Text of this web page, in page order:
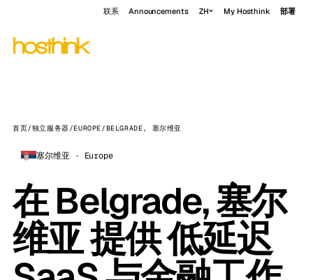
联系 Announcements ZH My Hosthink 部署
首页/独立服务器/EUROPE/BELGRADE, 塞尔维亚
塞尔维亚 · Europe
在 Belgrade, 塞尔
维亚 提供 低延迟